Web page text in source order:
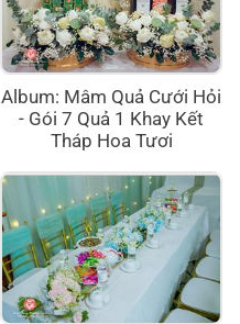
Album: Mâm Quả Cưới Hỏi
- Gói 7 Quả 1 Khay Kết
Tháp Hoa Tươi